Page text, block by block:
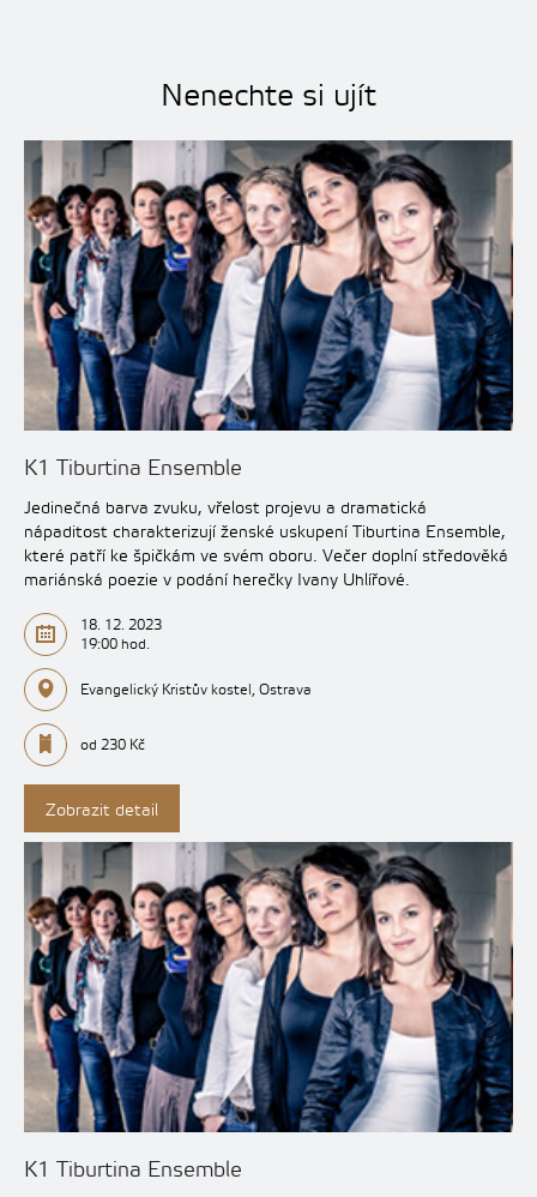
Nenechte si ujít
K1 Tiburtina Ensemble
Jedinečná barva zvuku, vřelost projevu a dramatická
nápaditost charakterizují ženské uskupení Tiburtina Ensemble,
které patří ke špičkám ve svém oboru. Večer doplní středověká
mariánská poezie v podání herečky Ivany Uhlířové.
18. 12. 2023
19:00 hod.
Evangelický Kristův kostel, Ostrava
od 230 Kč
Zobrazit detail
K1 Tiburtina Ensemble